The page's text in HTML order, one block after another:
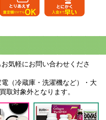
気軽にお問い合わせくださ
（冷蔵庫・洗濯機など）・大
取対象外となります。